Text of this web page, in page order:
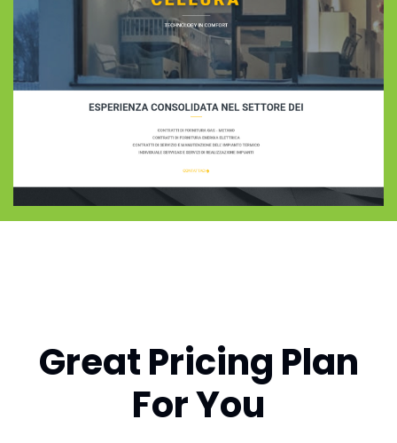
Great Pricing Plan
For You